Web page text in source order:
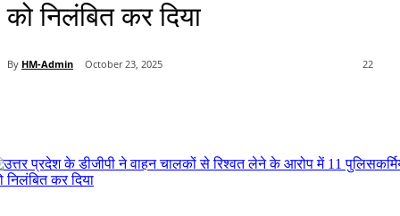
को निलंबित कर दिया
By HM-Admin October 23, 2025 22